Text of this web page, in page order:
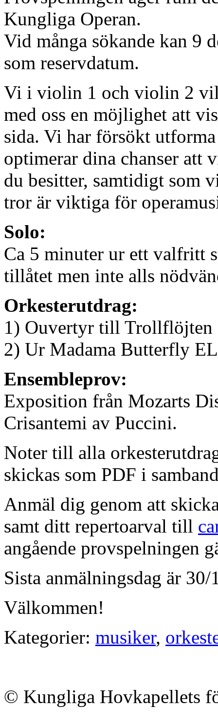
Kungliga Operan.
Vid många sökande kan 9
som reservdatum.
Vi i violin 1 och violin 2
med oss en möjlighet att
sida. Vi har försökt
optimerar dina chanser att
du besitter, samtidigt som
tror är viktiga för
Solo:
Ca 5 minuter ur ett valfritt
tillåtet men inte alls
Orkesterutdrag:
1) Ouvertyr till Trollflöjten
2) Ur Madama Butterfly
Ensembleprov:
Exposition från Mozarts
Crisantemi av Puccini.
Noter till alla
skickas som PDF i
Anmäl dig genom att
samt ditt repertoarval till
angående provspelningen
Sista anmälningsdag är 30/
Välkommen!
Kategorier: musiker,
© Kungliga Hovkapellets